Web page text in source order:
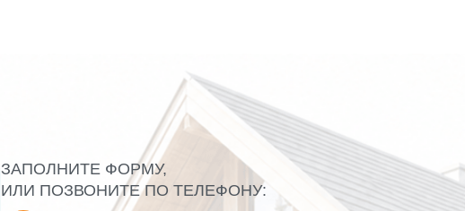
ЗАПОЛНИТЕ ФОРМУ,
ИЛИ ПОЗВОНИТЕ ПО ТЕЛЕФОНУ: